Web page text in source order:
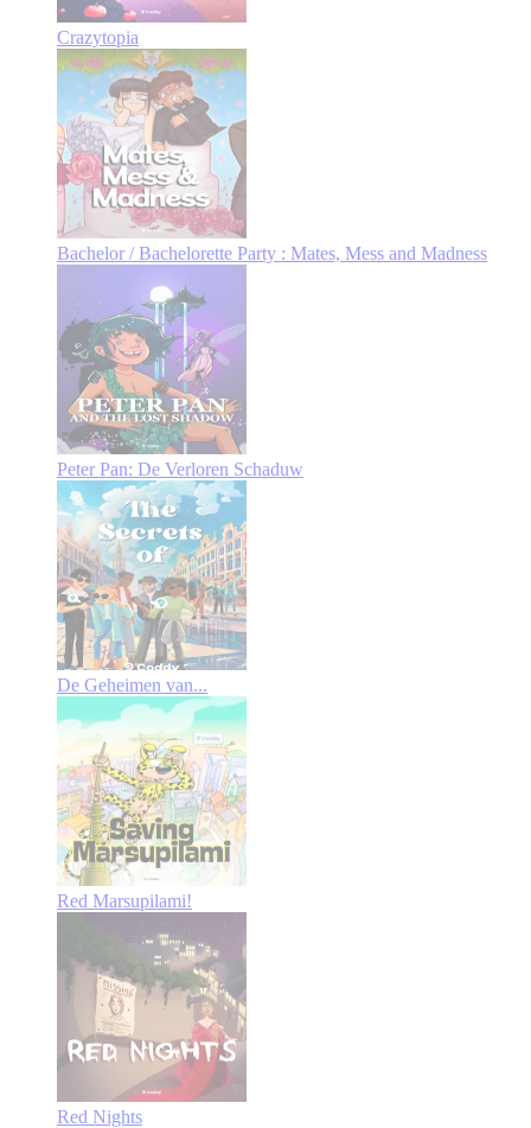
Crazytopia
Bachelor / Bachelorette Party : Mates, Mess and Madness
Peter Pan: De Verloren Schaduw
De Geheimen van...
Red Marsupilami!
Red Nights